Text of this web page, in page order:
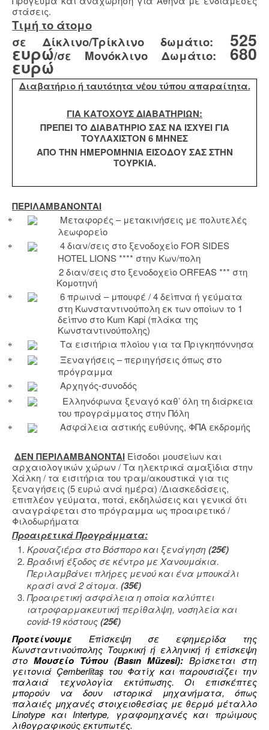
στάσεις.
Τιμή το άτομο
σε Δίκλινο/Τρίκλινο δωμάτιο: 525
ευρώ/σε Μονόκλινο Δωμάτιο: 680
ευρώ
Διαβατήριο ή ταυτότητα νέου τύπου απαραίτητα.
ΓΙΑ ΚΑΤΟΧΟΥΣ ΔΙΑΒΑΤΗΡΙΩΝ:
ΠΡΕΠΕΙ ΤΟ ΔΙΑΒΑΤΗΡΙΟ ΣΑΣ ΝΑ ΙΣΧΥΕΙ ΓΙΑ
ΤΟΥΛΑΧΙΣΤΟΝ 6 ΜΗΝΕΣ
ΑΠΟ ΤΗΝ ΗΜΕΡΟΜΗΝΙΑ ΕΙΣΟΔΟΥ ΣΑΣ ΣΤΗΝ
ΤΟΥΡΚΙΑ.
ΠΕΡΙΛΑΜΒΑΝΟΝΤΑΙ
Μεταφορές – μετακινήσεις με πολυτελές
λεωφορείο
4 διαν/σεις στο ξενοδοχείο FOR SIDES
HOTEL LIONS**** στην Κων/πολη
2 διαν/σεις στο ξενοδοχείοORFEAS*** στη
Κομοτηνή
6 πρωινά – μπουφέ / 4 δείπνα ή γεύματα
στη Κωνσταντινούπολη εκ των οποίων το 1
δείπνο στo Kum Kapi(πλάκα της
Κωνσταντινούπολης)
Τα εισιτήρια πλοίου για τα Πριγκηπόννησα
Ξεναγήσεις – περιηγήσεις όπως στο
πρόγραμμα
Αρχηγός-συνοδός
Ελληνόφωνα ξεναγό καθ’ όλη τη διάρκεια
του προγράμματος στην Πόλη
Ασφάλεια αστικής ευθύνης, ΦΠΑ εκδρομής
ΔΕΝ ΠΕΡΙΛΑΜΒΑΝONTAI Είσοδοι μουσείων και
αρχαιολογικών χώρων / Τα ηλεκτρικά αμαξίδια στην
Χάλκη / τα εισιτήρια του τραμ/ακουστικά για τις
ξεναγήσεις (5 ευρώ ανά ημέρα) /Διασκεδάσεις,
επιπλέον γεύματα, ποτά, εκδηλώσεις και γενικά ότι
αναγράφεται στο πρόγραμμα ως προαιρετικό /
Φιλοδωρήματα
Προαιρετικά Προγράμματα:
Κρουαζιέρα στο Βόσπορο και ξενάγηση (25€)
Βραδινή έξοδος σε κέντρο με Χανουμάκια.
Περιλαμβάνει πλήρες μενού και ένα μπουκάλι
κρασί ανά 2 άτομα. (35€)
Προαιρετική ασφάλεια η οποία καλύπτει
ιατροφαρμακευτική περίθαλψη, νοσηλεία και
covid-19 κόστους(25€)
Προτείνουμε Επίσκεψη σε εφημερίδα της
Κωνσταντινούπολης Τουρκική ή ελληνική ή επίσκεψη
στο Μουσείο Τύπου (Basın Müzesi): Βρίσκεται στη
γειτονιά Çemberlitaş του Φατίχ και παρουσιάζει την
παλαιά τεχνολογία εκτύπωσης. Οι επισκέπτες
μπορούν να δουν ιστορικά μηχανήματα, όπως
παλαιές μηχανές στοιχειοθεσίας με θερμό μέταλλο
Linotype και Intertype, γραφομηχανές και πρώιμους
λιθογραφικούς εκτυπωτές.